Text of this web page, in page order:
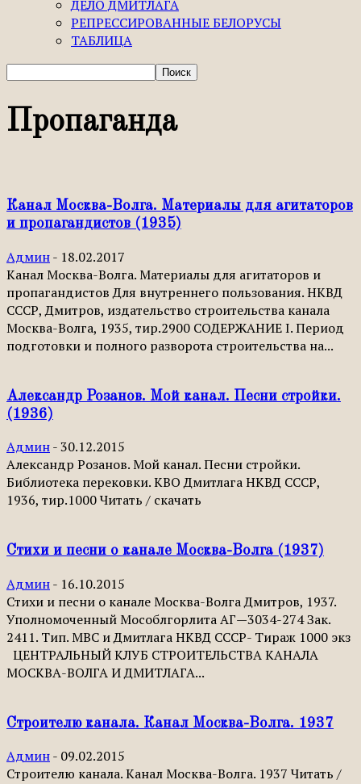
ДЕЛО ДМИТЛАГА
РЕПРЕССИРОВАННЫЕ БЕЛОРУСЫ
ТАБЛИЦА
Пропаганда
Канал Москва-Волга. Материалы для агитаторов
и пропагандистов (1935)
Админ- 18.02.2017
Канал Москва-Волга. Материалы для агитаторов и
пропагандистов Для внутреннего пользования. НКВД
СССР, Дмитров, издательство строительства канала
Москва-Волга, 1935, тир.2900 СОДЕРЖАНИЕ I. Период
подготовки и полного разворота строительства на...
Александр Розанов. Мой канал. Песни стройки.
(1936)
Админ-30.12.2015
Александр Розанов. Мой канал. Песни стройки.
Библиотека перековки. КВО Дмитлага НКВД СССР,
1936, тир.1000 Читать / скачать
Стихи и песни о канале Москва-Волга (1937)
Админ- 16.10.2015
Стихи и песни о канале Москва-Волга Дмитров, 1937.
Уполномоченный Мособлгорлита АГ—3034-274 Зак.
2411. Тип. МВС и Дмитлага НКВД СССР- Тираж 1000 экз
ЦЕНТРАЛЬНЫЙ КЛУБ СТРОИТЕЛЬСТВА КАНАЛА
МОСКВА-ВОЛГА И ДМИТЛАГА...
Строителю канала. Канал Москва-Волга. 1937
Админ- 09.02.2015
Строителю канала. Канал Москва-Волга. 1937 Читать /